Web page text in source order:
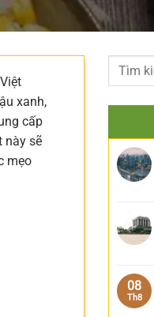
xanh,
cấp
này sẽ
mẹo
08
Th8